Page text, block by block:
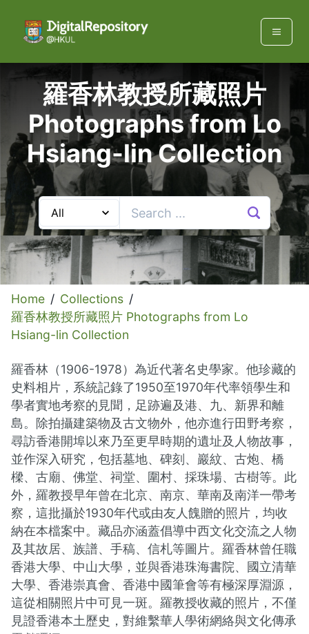
羅香林教授所藏照片
Photographs from Lo
Hsiang-lin Collection
Home / Collections /
羅香林教授所藏照片 Photographs from Lo
Hsiang-lin Collection
羅香林（1906-1978）為近代著名史學家。他珍藏的
史料相片，系統記錄了1950至1970年代率領學生和
學者實地考察的見聞，足跡遍及港、九、新界和離
島。除拍攝建築物及古文物外，他亦進行田野考察，
尋訪香港開埠以來乃至更早時期的遺址及人物故事，
並作深入研究，包括墓地、碑刻、巖紋、古炮、橋
樑、古廟、佛堂、祠堂、圍村、採珠場、古樹等。此
外，羅教授早年曾在北京、南京、華南及南洋一帶考
察，這批攝於1930年代或由友人餽贈的照片，均收
納在本檔案中。藏品亦涵蓋倡導中西文化交流之人物
及其故居、族譜、手稿、信札等圖片。羅香林曾任職
香港大學、中山大學，並與香港珠海書院、國立清華
大學、香港崇真會、香港中國筆會等有極深厚淵源，
這從相關照片中可見一斑。羅教授收藏的照片，不僅
見證香港本土歷史，對維繫華人學術網絡與文化傳承